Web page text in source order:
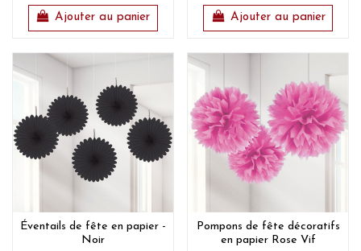
Ajouter au panier Ajouter au panier
Éventails de fête en papier -
Noir
Pompons de fête décoratifs
en papier Rose Vif